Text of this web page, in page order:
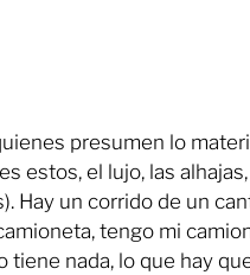
presumen lo
estos, el lujo, las
Hay un corrido de un
tengo mi
tiene nada, lo que hay